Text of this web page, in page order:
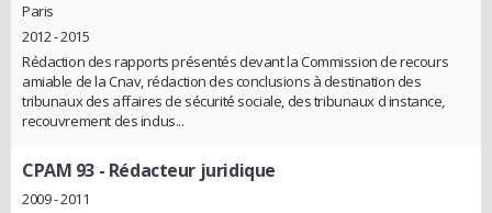
Paris
2012 - 2015
Rédaction des rapports présentés devant la Commission de recours
amiable de la Cnav, rédaction des conclusions à destination des
tribunaux des affaires de sécurité sociale, des tribunaux d instance,
recouvrement des indus...
CPAM 93 - Rédacteur juridique
2009 - 2011